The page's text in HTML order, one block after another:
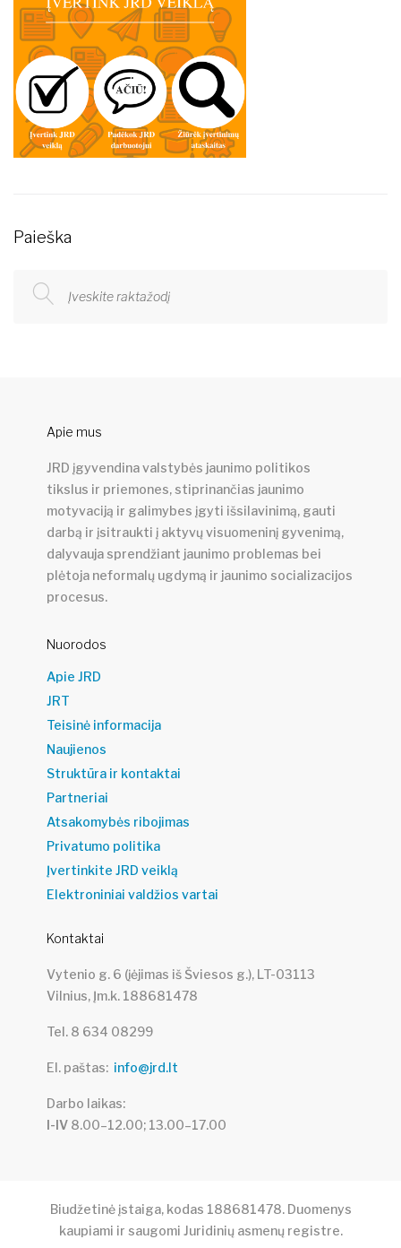
Paieška
Apie mus
JRD įgyvendina valstybės jaunimo politikos
tikslus ir priemones, stiprinančias jaunimo
motyvaciją ir galimybes įgyti išsilavinimą, gauti
darbą ir įsitraukti į aktyvų visuomeninį gyvenimą,
dalyvauja sprendžiant jaunimo problemas bei
plėtoja neformalų ugdymą ir jaunimo socializacijos
procesus.
Nuorodos
Apie JRD
JRT
Teisinė informacija
Naujienos
Struktūra ir kontaktai
Partneriai
Atsakomybės ribojimas
Privatumo politika
Įvertinkite JRD veiklą
Elektroniniai valdžios vartai
Kontaktai
Vytenio g. 6 (įėjimas iš Šviesos g.), LT-03113
Vilnius, Įm.k. 188681478
Tel. 8 634 08299
El. paštas info@jrd.lt
Darbo laikas
I-IV 8.00–12.00; 13.00–17.00
Biudžetinė įstaiga, kodas 188681478. Duomenys
kaupiami ir saugomi Juridinių asmenų registre.